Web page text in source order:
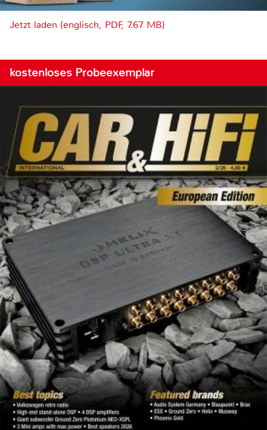
Jetzt laden (englisch, PDF, 7.67 MB)
kostenloses Probeexemplar